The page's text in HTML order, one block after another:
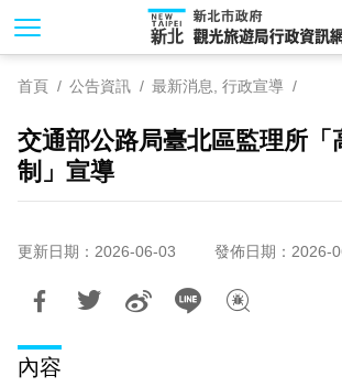
到
首頁 公告資訊 最新消息, 行政宣導
交通部公路局臺北區監理所「
制」宣導
更新日期：2026-06-03 發佈日期：2026-
內容